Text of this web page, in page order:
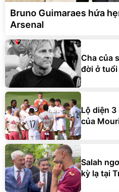
Bruno Guimaraes hứa
Arsenal
Cha của
đời ở
Lộ diện
của
Salah
kỳ lạ tại